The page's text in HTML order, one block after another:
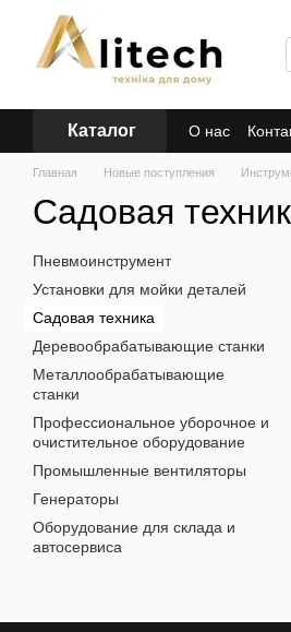
Перейти к основному контенту
Каталог О нас
Главная Новые поступления
Садовая
Пневмоинструмент
Установки для мойки деталей
Садовая техника
Деревообрабатывающие станки
Металлообрабатывающие
станки
Профессиональное уборочное и
очистительное оборудование
Промышленные вентиляторы
Генераторы
Оборудование для склада и
автосервиса